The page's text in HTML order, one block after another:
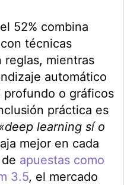
52% combina
técnicas
reglas, mientras
automático
profundo o gráficos
práctica es
learning sí o
mejor en cada
apuestas como
3.5, el mercado